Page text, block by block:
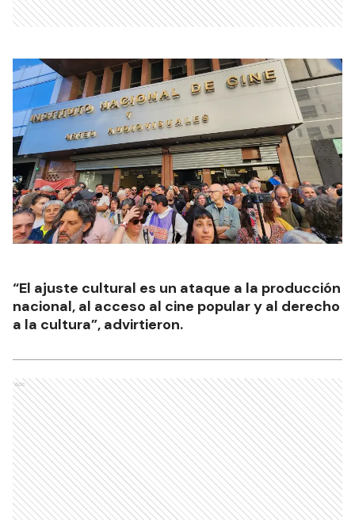
“El ajuste cultural es un ataque a la producción
nacional, al acceso al cine popular y al derecho
a la cultura”, advirtieron.
Ads